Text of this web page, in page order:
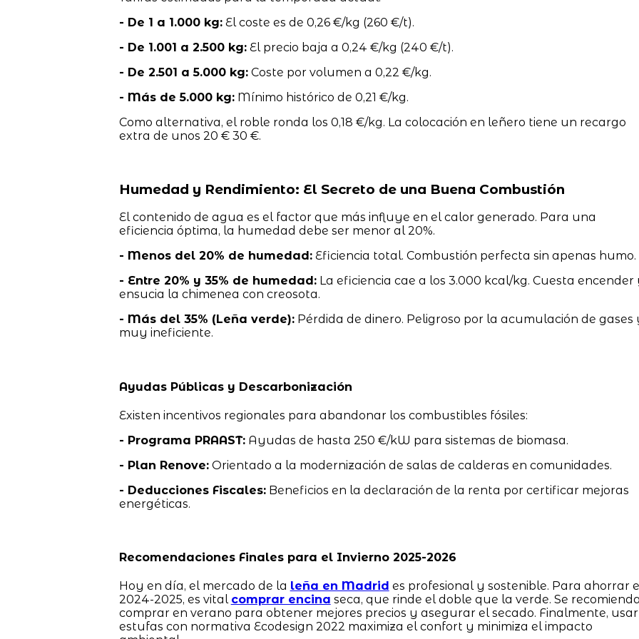
- De 1 a 1.000 kg:El coste es de 0,26 €/kg (260 €/t).
- De 1.001 a 2.500 kg:El precio baja a 0,24 €/kg (240 €/t).
- De 2.501 a 5.000 kg:Coste por volumen a 0,22 €/kg.
- Más de 5.000 kg:Mínimo histórico de 0,21 €/kg.
Como alternativa, el roble ronda los 0,18 €/kg. La colocación en leñero tiene un recargo
extra de unos 20 € 30 €.
Humedad y Rendimiento: El Secreto de una Buena Combustión
El contenido de agua es el factor que más influye en el calor generado. Para una
eficiencia óptima, la humedad debe ser menor al 20%.
- Menos del 20% de humedad:Eficiencia total. Combustión perfecta sin apenas humo.
- Entre 20% y 35% de humedad:La eficiencia cae a los 3.000 kcal/kg. Cuesta encender
ensucia la chimenea con creosota.
- Más del 35% (Leña verde):Pérdida de dinero. Peligroso por la acumulación de gases
muy ineficiente.
Ayudas Públicas y Descarbonización
Existen incentivos regionales para abandonar los combustibles fósiles:
- Programa PRAAST:Ayudas de hasta 250 €/kW para sistemas de biomasa.
- Plan Renove:Orientado a la modernización de salas de calderas en comunidades.
- Deducciones Fiscales:Beneficios en la declaración de la renta por certificar mejoras
energéticas.
Recomendaciones Finales para el Invierno 2025-2026
Hoy en día, el mercado de la leña en Madrid es profesional y sostenible. Para ahorrar
2024-2025, es vital comprar encina seca, que rinde el doble que la verde. Se
comprar en verano para obtener mejores precios y asegurar el secado. Finalmente, usar
estufas con normativa Ecodesign 2022 maximiza el confort y minimiza el impacto